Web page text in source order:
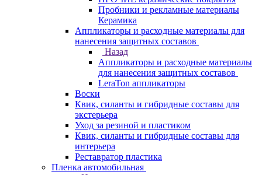
Пробники и рекламные материалы
Керамика
Аппликаторы и расходные материалы для
нанесения защитных составов
Назад
Аппликаторы и расходные материалы
для нанесения защитных составов
LeraTon аппликаторы
Воски
Квик, силанты и гибридные составы для
экстерьера
Уход за резиной и пластиком
Квик, силанты и гибридные составы для
интерьера
Реставратор пластика
Пленка автомобильная